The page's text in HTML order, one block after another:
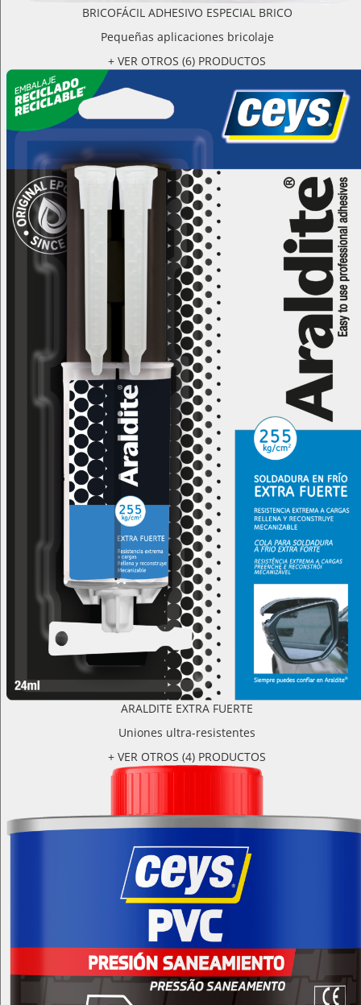
BRICOFÁCIL ADHESIVO ESPECIAL BRICO
Pequeñas aplicaciones bricolaje
+ VER OTROS (6) PRODUCTOS
ARALDITE EXTRA FUERTE
Uniones ultra-resistentes
+ VER OTROS (4) PRODUCTOS